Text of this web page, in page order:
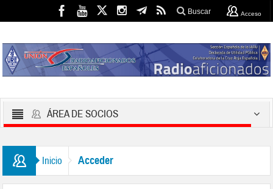
Buscar Acceso
ÁREA DE SOCIOS
Inicio Acceder